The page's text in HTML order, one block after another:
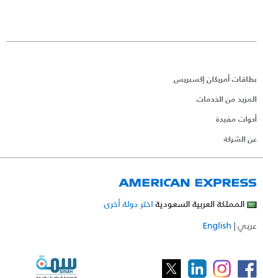
بطاقات أمريكان إكسبريس
المزيد من الخدمات
أدوات مفيدة
عن الشركة
المملكة العربية السعودية اختر دولة أخرى
عربي|
English